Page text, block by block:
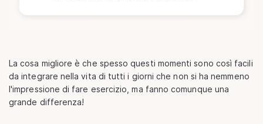
La cosa migliore è che spesso questi momenti sono così facili
da integrare nella vita di tutti i giorni che non si ha nemmeno
l'impressione di fare esercizio, ma fanno comunque una
grande differenza!